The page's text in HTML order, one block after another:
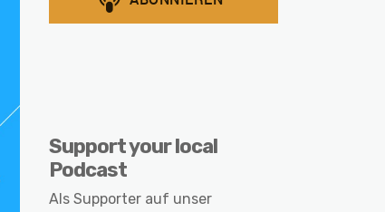
Support your local
Podcast
Als Supporter auf unser